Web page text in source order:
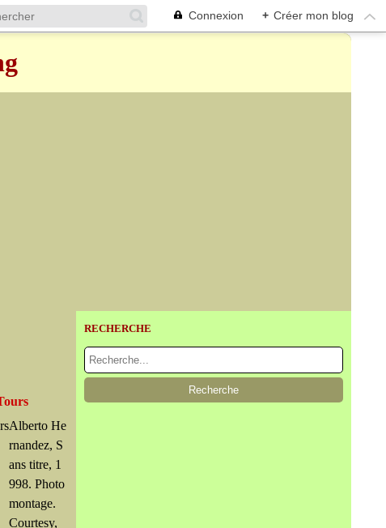
Connexion + Créer mon blog
Alberto He
rnandez, S
ans titre, 1
998. Photo
montage.
Courtesy,
RECHERCHE